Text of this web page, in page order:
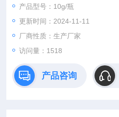
兑换（手机、电脑、平板电脑等）。
产品型号：10g/瓶
更新时间：2024-11-11
厂商性质：生产厂家
访问量：1518
产品咨询